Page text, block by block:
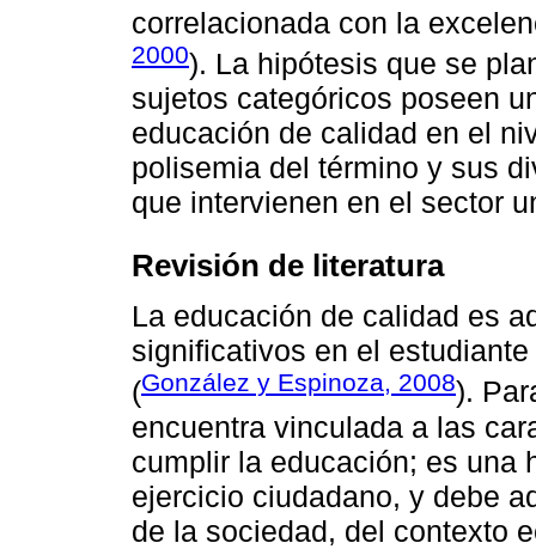
correlacionada con la
2000). La hipótesis que se
sujetos categóricos poseen
educación de calidad en el
polisemia del término y sus
que intervienen en el sector
Revisión de literatura
La educación de calidad es
significativos en el
(González y Espinoza, 2008).
encuentra vinculada a las
cumplir la educación; es una
ejercicio ciudadano, y debe
de la sociedad, del contexto